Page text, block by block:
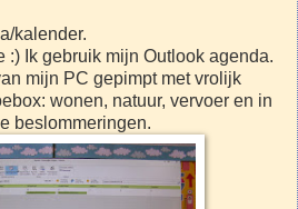
kalender.
:) Ik gebruik mijn Outlook agenda.
mijn PC gepimpt met vrolijk
wonen, natuur, vervoer en in
beslommeringen.